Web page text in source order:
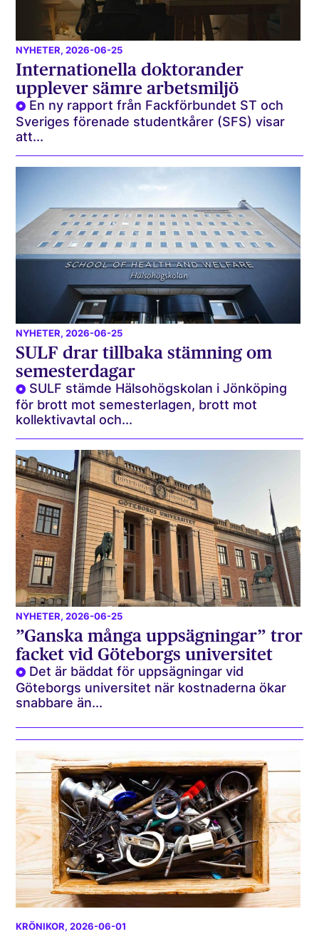
NYHETER, 2026-06-25
Internationella doktorander
upplever sämre arbetsmiljö
En ny rapport från Fackförbundet ST och
Sveriges förenade studentkårer (SFS) visar
att...
NYHETER, 2026-06-25
SULF drar tillbaka stämning om
semesterdagar
SULF stämde Hälsohögskolan i Jönköping
för brott mot semesterlagen, brott mot
kollektivavtal och...
NYHETER, 2026-06-25
”Ganska många uppsägningar” tror
facket vid Göteborgs universitet
Det är bäddat för uppsägningar vid
Göteborgs universitet när kostnaderna ökar
snabbare än...
KRÖNIKOR, 2026-06-01